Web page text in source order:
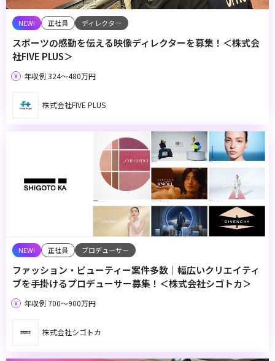
正社員 ディレクター
スポーツの感動を伝える映像ディレクターを募集！＜株式会
社FIVE PLUS＞
年収例 324〜480万円
株式会社FIVE PLUS
正社員 プロデューサー
ファッション・ビューティー案件多数｜幅広いクリエイティ
ブを手掛けるプロデューサー募集！＜株式会社シゴトカ＞
年収例 700〜900万円
株式会社シゴトカ